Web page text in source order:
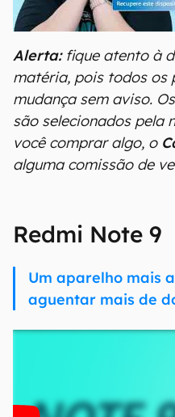
00:00 04:52
Alerta:fique atento à
matéria, pois todos os
mudança sem aviso.
são selecionados pela
você comprar algo, o
alguma comissão de
Redmi Note 9
Um aparelho mais
aguentar mais de